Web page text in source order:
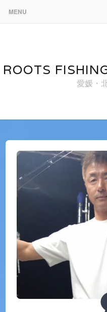
MENU
ROOTS
愛媛・